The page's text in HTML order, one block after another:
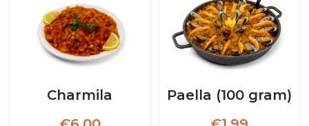
Charmila
Paella (100 gram)